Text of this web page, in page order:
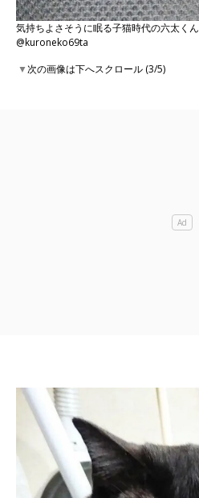
気持ちよさそうに眠る子猫時代の六太くん
@kuroneko69ta
▼次の画像は下へスクロール (3/5)